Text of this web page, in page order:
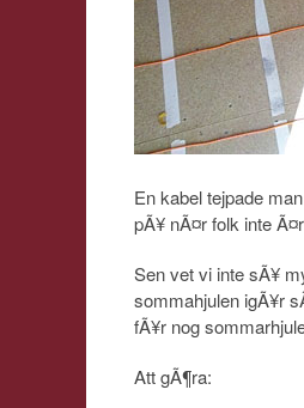
En kabel tejpade
pÃ¥ nÃ¤r folk inte
Sen vet vi inte sÃ¥
sommahjulen igÃ¥r
fÃ¥r nog
Att gÃ¶ra: